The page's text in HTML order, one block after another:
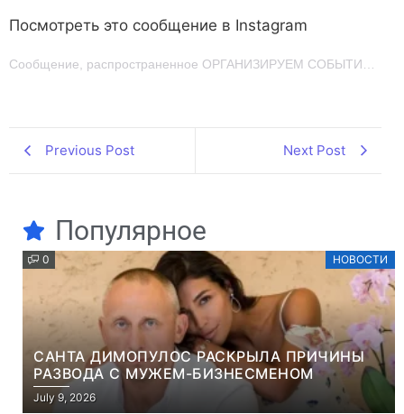
Посмотреть это сообщение в Instagram
Сообщение, распространенное ОРГАНИЗИРУЕМ СОБЫТИЯ, ЗАПОМНИВАЮЩИЕСЯ! (@event_agency_smart.ua)
Previous Post Next Post
Популярное
0 НОВОСТИ
САНТА ДИМОПУЛОС РАСКРЫЛА ПРИЧИНЫ
РАЗВОДА С МУЖЕМ-БИЗНЕСМЕНОМ
July 9, 2026